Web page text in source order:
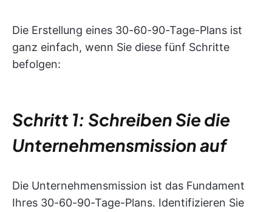
Die Erstellung eines 30-60-90-Tage-Plans ist
ganz einfach, wenn Sie diese fünf Schritte
befolgen:
Schritt 1: Schreiben Sie die
Unternehmensmission auf
Die Unternehmensmission ist das Fundament
Ihres 30-60-90-Tage-Plans. Identifizieren Sie